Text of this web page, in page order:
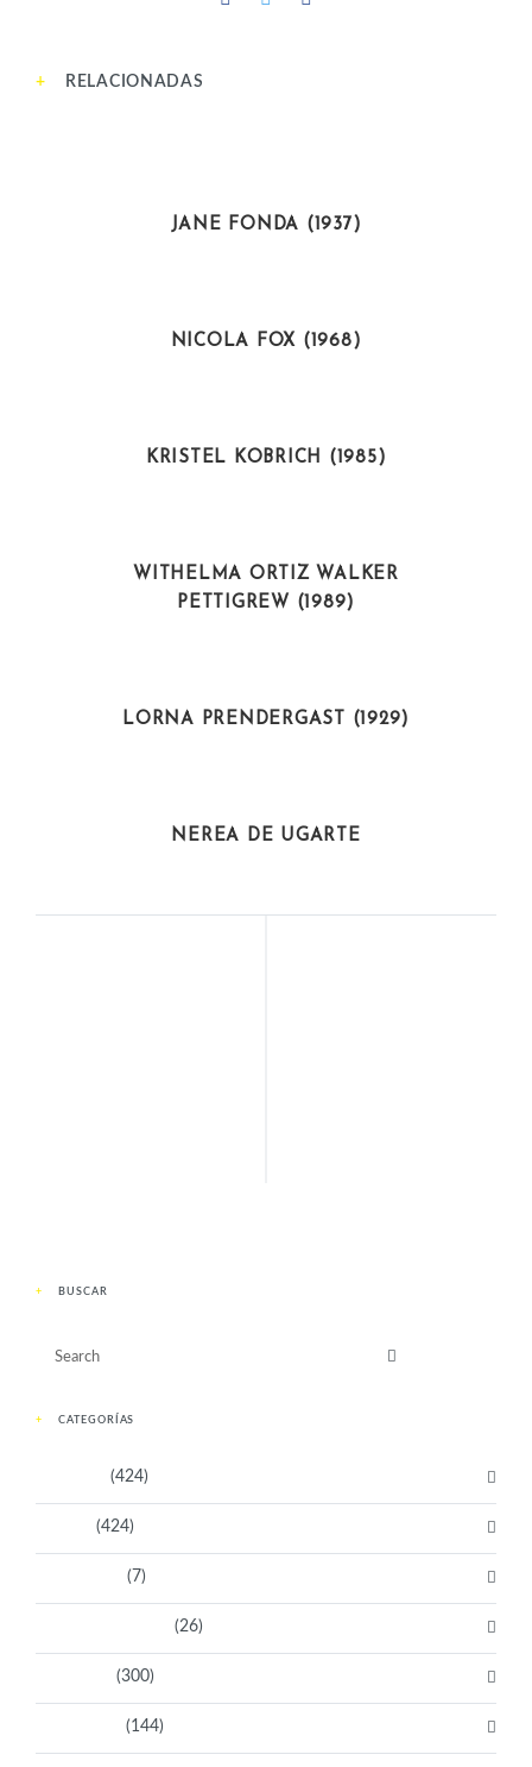
RELACIONADAS
JANE FONDA (1937)
NICOLA FOX (1968)
KRISTEL KOBRICH (1985)
WITHELMA ORTIZ WALKER
PETTIGREW (1989)
LORNA PRENDERGAST (1929)
NEREA DE UGARTE
BUSCAR
CATEGORÍAS
(424)
(424)
(7)
(26)
(300)
(144)